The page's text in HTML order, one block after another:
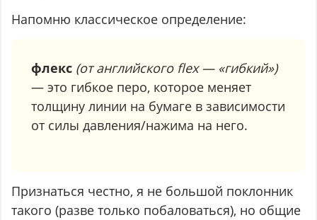
Напомню классическое определение:
флекс (от английского flex — «гибкий»)
— это гибкое перо, которое меняет
толщину линии на бумаге в зависимости
от силы давления/нажима на него.
Признаться честно, я не большой поклонник
такого (разве только побаловаться), но общие